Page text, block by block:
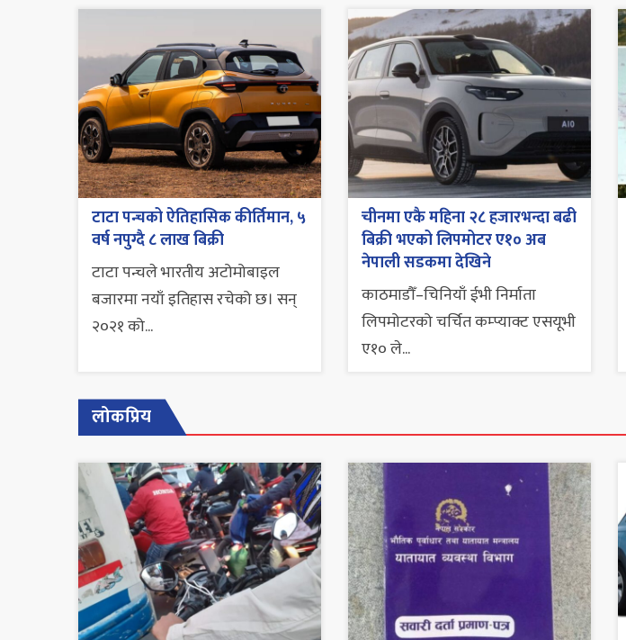
टाटा पन्चको ऐतिहासिक कीर्तिमान, ५
वर्ष नपुग्दै ८ लाख बिक्री
टाटा पन्चले भारतीय अटोमोबाइल
बजारमा नयाँ इतिहास रचेको छ। सन्
२०२१ को...
चीनमा एकै महिना २८ हजारभन्दा बढी
बिक्री भएको लिपमोटर ए१० अब
नेपाली सडकमा देखिने
काठमाडौँ–चिनियाँ ईभी निर्माता
लिपमोटरको चर्चित कम्प्याक्ट एसयूभी
ए१० ले...
लोकप्रिय